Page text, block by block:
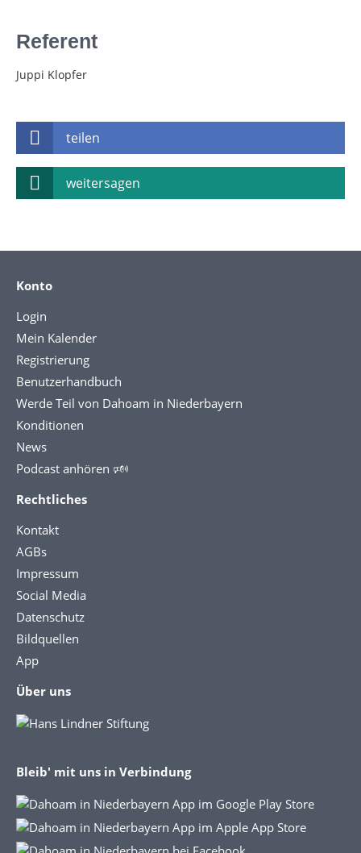
Referent
Juppi Klopfer
teilen
weitersagen
Konto
Login
Mein Kalender
Registrierung
Benutzerhandbuch
Werde Teil von Dahoam in Niederbayern
Konditionen
News
Podcast anhören 🕬
Rechtliches
Kontakt
AGBs
Impressum
Social Media
Datenschutz
Bildquellen
App
Über uns
Bleib' mit uns in Verbindung